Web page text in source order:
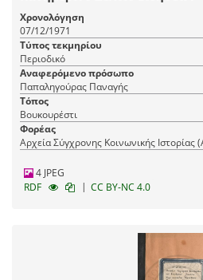
Χρονολόγηση
07/12/1971
Τύπος τεκμηρίου
Περιοδικό
Αναφερόμενο πρόσωπο
Παπαληγούρας Παναγής
Τόπος
Βουκουρέστι
Φορέας
Αρχεία Σύγχρονης Κοινωνικής Ιστορίας
4 JPEG
RDF
| CC BY-NC 4.0